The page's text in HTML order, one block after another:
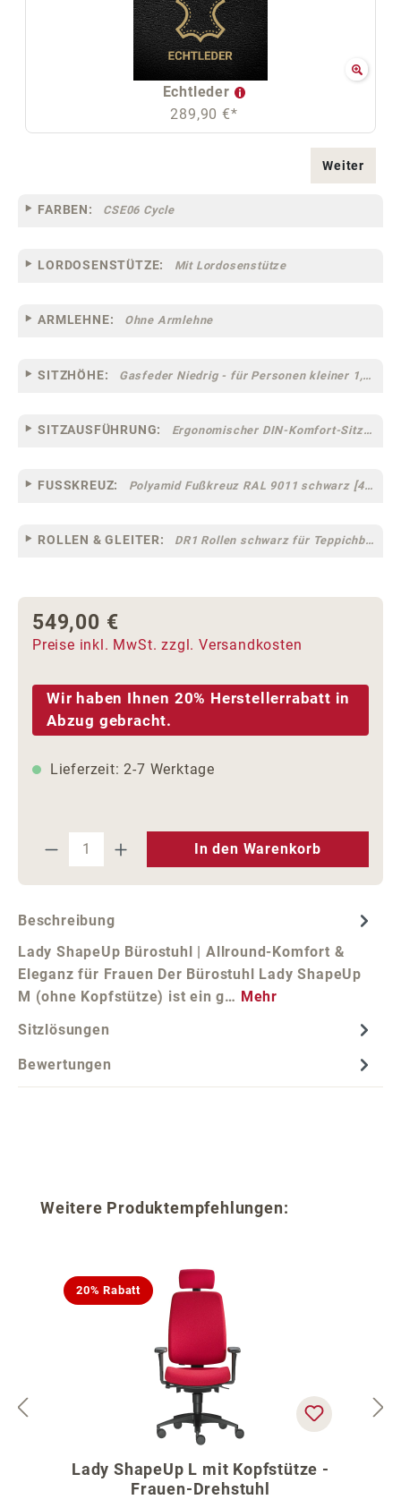
Echtleder
289,90 €*
Weiter
FARBEN: CSE06 Cycle
LORDOSENSTÜTZE: Mit Lordosenstütze
ARMLEHNE: Ohne Armlehne
SITZHÖHE: Gasfeder Niedrig - für Personen kleiner 1,60 m
SITZAUSFÜHRUNG: Ergonomischer DIN-Komfort-Sitz [75]
FUSSKREUZ: Polyamid Fußkreuz RAL 9011 schwarz [44]
ROLLEN & GLEITER: DR1 Rollen schwarz für Teppichböden [10]
Regulärer Preis:
549,00 €
Preise inkl. MwSt. zzgl. Versandkosten
Wir haben Ihnen 20% Herstellerrabatt in
Abzug gebracht.
Lieferzeit: 2-7 Werktage
Produkt Anzahl: Gib den
In den Warenkorb
Beschreibung
Lady ShapeUp Bürostuhl | Allround-Komfort &
Eleganz für Frauen Der Bürostuhl Lady ShapeUp
M (ohne Kopfstütze) ist ein g… Mehr
Sitzlösungen
Bewertungen
Produktgalerie überspringen
Weitere Produktempfehlungen:
20% Rabatt
Lady ShapeUp L mit Kopfstütze -
Frauen-Drehstuhl